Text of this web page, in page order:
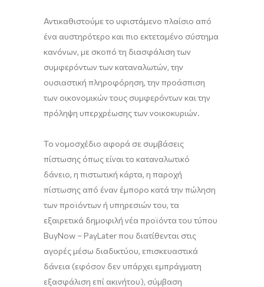
Αντικαθιστούμε το υφιστάμενο πλαίσιο από
ένα αυστηρότερο και πιο εκτεταμένο σύστημα
κανόνων, με σκοπό τη διασφάλιση των
συμφερόντων των καταναλωτών, την
ουσιαστική πληροφόρηση, την προάσπιση
των οικονομικών τους συμφερόντων και την
πρόληψη υπερχρέωσης των νοικοκυριών.
Το νομοσχέδιο αφορά σε συμβάσεις
πίστωσης όπως είναι το καταναλωτικό
δάνειο, η πιστωτική κάρτα, η παροχή
πίστωσης από έναν έμπορο κατά την πώληση
των προϊόντων ή υπηρεσιών του, τα
εξαιρετικά δημοφιλή νέα προϊόντα του τύπου
BuyNow – PayLater που διατίθενται στις
αγορές μέσω διαδικτύου, επισκευαστικά
δάνεια (εφόσον δεν υπάρχει εμπράγματη
εξασφάλιση επί ακινήτου), σύμβαση